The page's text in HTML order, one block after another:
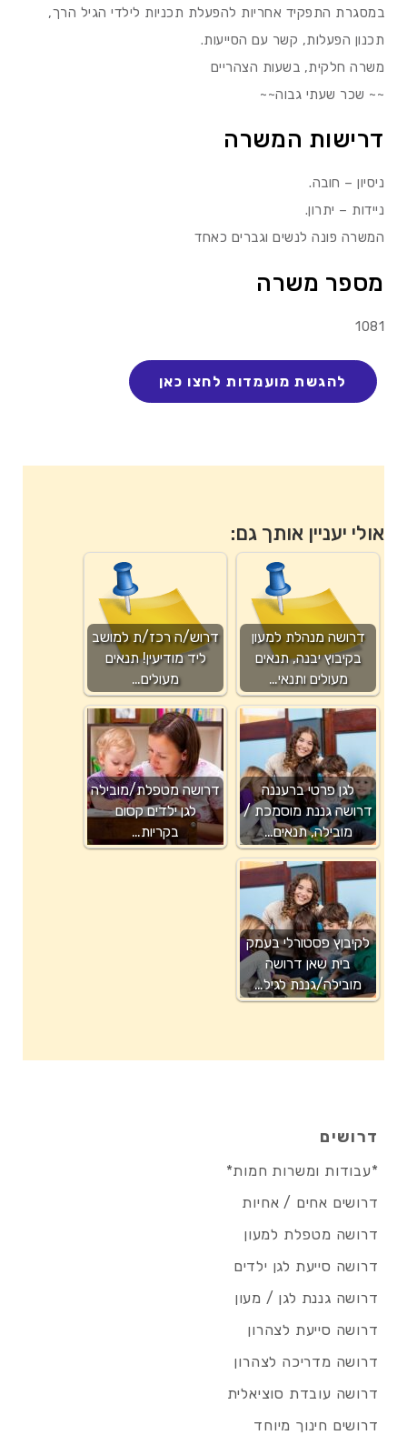
במסגרת התפקיד אחריות להפעלת תכניות לילדי הגיל הרך,
תכנון הפעלות, קשר עם הסייעות.
משרה חלקית, בשעות הצהריים
~~ שכר שעתי גבוה~~
דרישות המשרה
ניסיון – חובה.
ניידות – יתרון.
המשרה פונה לנשים וגברים כאחד
מספר משרה
1081
אולי יעניין אותך גם:
דרושה מנהלת למעון
בקיבוץ יבנה, תנאים
מעולים ותנאי…
דרוש/ה רכז/ת למושב
ליד מודיעין! תנאים
מעולים…
לגן פרטי ברעננה
דרושה גננת מוסמכת /
מובילה, תנאים…
דרושה מטפלת/מובילה
לגן ילדים קסום
בקריות…
לקיבוץ פסטורלי בעמק
בית שאן דרושה
מובילה/גננת לגיל…
דרושים
*עבודות ומשרות חמות*
דרושים אחים / אחיות
דרושה מטפלת למעון
דרושה סייעת לגן ילדים
דרושה גננת לגן / מעון
דרושה סייעת לצהרון
דרושה מדריכה לצהרון
דרושה עובדת סוציאלית
דרושים חינוך מיוחד